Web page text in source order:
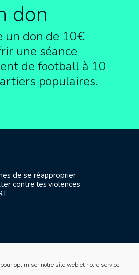
optimiser notre site web et notre service.
don
un don de 10€
une séance
de football à 10
populaires.
de se réapproprier
contre les violences